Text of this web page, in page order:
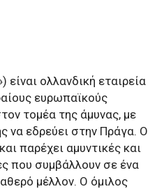
είναι ολλανδική εταιρεία
ευρωπαϊκούς
τομέα της άμυνας, με
να εδρεύει στην Πράγα. Ο
παρέχει αμυντικές και
που συμβάλλουν σε ένα
μέλλον. Ο όμιλος